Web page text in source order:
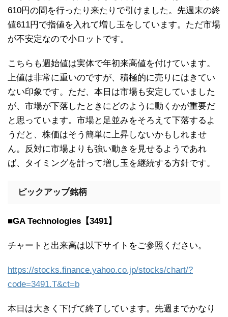
610円の間を行ったり来たりで引けました。先週末の終
値611円で指値を入れて増し玉をしています。ただ市場
が不安定なので小ロットです。
こちらも週始値は実体で年初来高値を付けています。
上値は非常に重いのですが、積極的に売りにはきてい
ない印象です。ただ、本日は市場も安定していました
が、市場が下落したときにどのように動くかが重要だ
と思っています。市場と足並みをそろえて下落するよ
うだと、株価はそう簡単に上昇しないかもしれませ
ん。反対に市場よりも強い動きを見せるようであれ
ば、タイミングを計って増し玉を継続する方針です。
ピックアップ銘柄
■GA Technologies【3491】
チャートと出来高は以下サイトをご参照ください。
https://stocks.finance.yahoo.co.jp/stocks/chart/?
code=3491.T&ct=b
本日は大きく下げて終了しています。先週までかなり